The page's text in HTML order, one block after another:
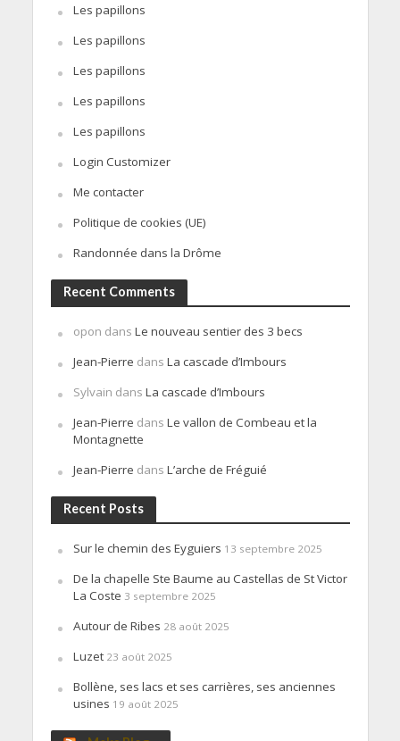
Les papillons
Les papillons
Les papillons
Les papillons
Les papillons
Login Customizer
Me contacter
Politique de cookies (UE)
Randonnée dans la Drôme
Recent Comments
opon dans Le nouveau sentier des 3 becs
Jean-Pierre dans La cascade d’Imbours
Sylvain dans La cascade d’Imbours
Jean-Pierre dans Le vallon de Combeau et la
Montagnette
Jean-Pierre dans L’arche de Fréguié
Recent Posts
Sur le chemin des Eyguiers 13 septembre 2025
De la chapelle Ste Baume au Castellas de St Victor
La Coste 3 septembre 2025
Autour de Ribes 28 août 2025
Luzet 23 août 2025
Bollène, ses lacs et ses carrières, ses anciennes
usines 19 août 2025